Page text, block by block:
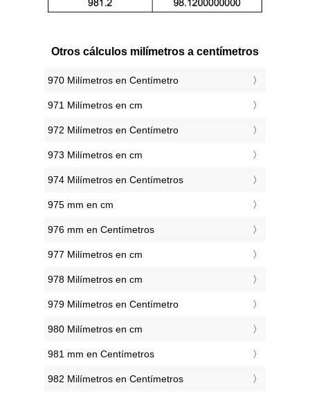
Otros cálculos milímetros a centímetros
970 Milímetros en Centímetro
971 Milímetros en cm
972 Milímetros en Centímetro
973 Milímetros en cm
974 Milímetros en Centímetros
975 mm en cm
976 mm en Centímetros
977 Milímetros en cm
978 Milímetros en cm
979 Milímetros en Centímetro
980 Milímetros en cm
981 mm en Centímetros
982 Milímetros en Centímetros